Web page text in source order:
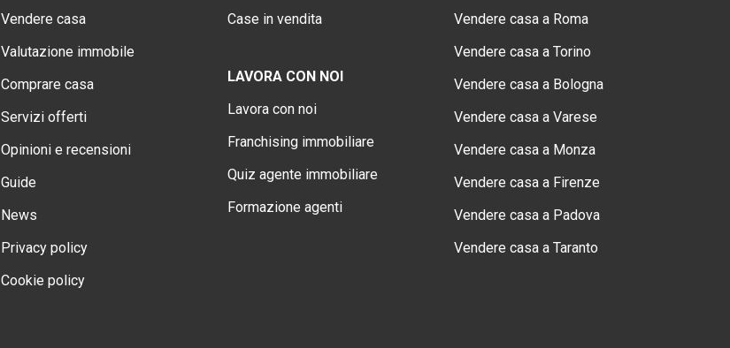
Vendere casa
Valutazione immobile
Comprare casa
Servizi offerti
Opinioni e recensioni
Guide
News
Privacy policy
Cookie policy
Case in vendita
LAVORA CON NOI
Lavora con noi
Franchising immobiliare
Quiz agente immobiliare
Formazione agenti
Vendere casa a Roma
Vendere casa a Torino
Vendere casa a Bologna
Vendere casa a Varese
Vendere casa a Monza
Vendere casa a Firenze
Vendere casa a Padova
Vendere casa a Taranto